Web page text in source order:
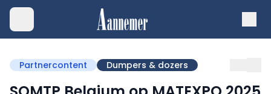
Partnercontent Dumpers & dozers